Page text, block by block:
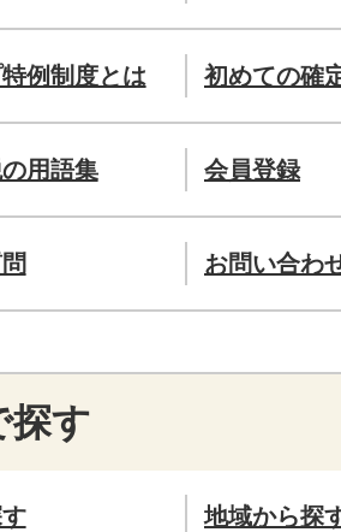
例制度とは 初めての確
用語集 会員登録
お問い合わ
探す
地域から探